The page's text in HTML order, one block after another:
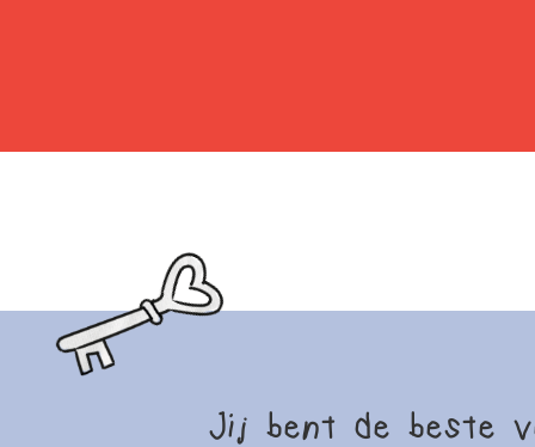
Jij bent de beste